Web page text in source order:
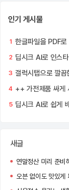
인기 게시물
1 한글파일을 PDF
2 딥시크 AI로 인스
3 갤럭시탭으로 깔
4 ++ 가전제품 싸게
5 딥시크 AI로 쉽게
새글
연말정산 미리 준비
오븐 없이도 맛있게